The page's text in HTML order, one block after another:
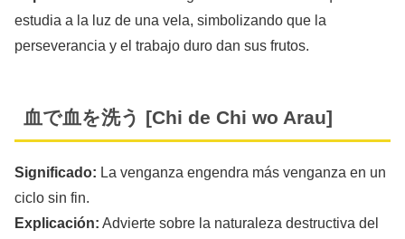
estudia a la luz de una vela, simbolizando que la
perseverancia y el trabajo duro dan sus frutos.
血で血を洗う [Chi de Chi wo Arau]
Significado: La venganza engendra más venganza en un
ciclo sin fin.
Explicación: Advierte sobre la naturaleza destructiva del